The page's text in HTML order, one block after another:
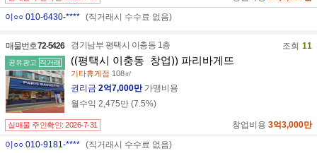
이○○ 010-6430-**** (직거래시 수수료 없음)
매물번호72-5426
공유광고 직거래
경기남부 평택시 이충동 1층 조회 11
((평택시 이충동_창업)) 파리바게뜨
기타휴게점 108㎡
권리금 2억7,000만 가맹비용
월수익 2,475만 (7.5%)
실매물 주인확인: 2026-7-31 창업비용 3억3,000만
이○○ 010-9181-**** (직거래시 수수료 없음)